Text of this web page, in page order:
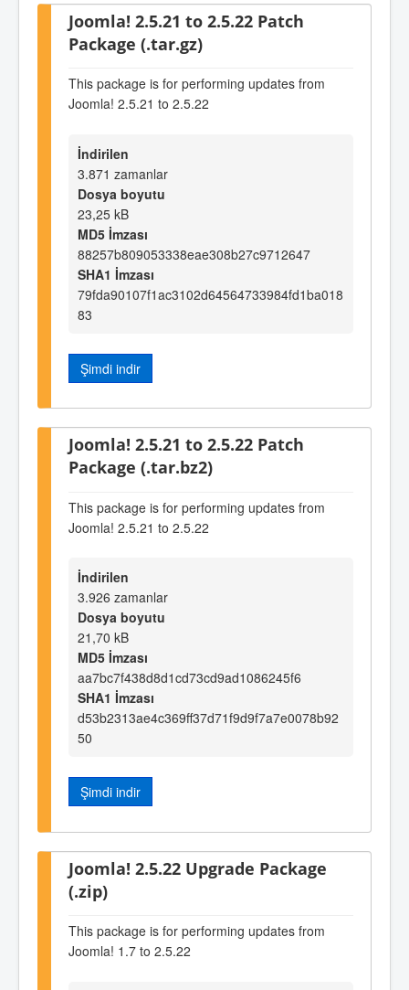
Joomla! 2.5.21 to 2.5.22 Patch
Package (.tar.gz)
This package is for performing updates from
Joomla! 2.5.21 to 2.5.22
İndirilen
3.871 zamanlar
Dosya boyutu
23,25 kB
MD5 İmzası
88257b809053338eae308b27c9712647
SHA1 İmzası
79fda90107f1ac3102d64564733984fd1ba018
83
Şimdi indir
Joomla! 2.5.21 to 2.5.22 Patch
Package (.tar.bz2)
This package is for performing updates from
Joomla! 2.5.21 to 2.5.22
İndirilen
3.926 zamanlar
Dosya boyutu
21,70 kB
MD5 İmzası
aa7bc7f438d8d1cd73cd9ad1086245f6
SHA1 İmzası
d53b2313ae4c369ff37d71f9d9f7a7e0078b92
50
Şimdi indir
Joomla! 2.5.22 Upgrade Package
(.zip)
This package is for performing updates from
Joomla! 1.7 to 2.5.22